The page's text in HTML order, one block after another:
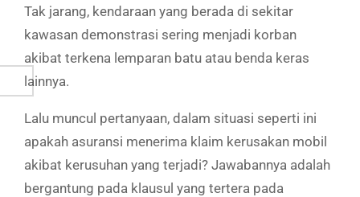
Tak jarang, kendaraan yang berada di sekitar
kawasan demonstrasi sering menjadi korban
akibat terkena lemparan batu atau benda keras
lainnya.
Lalu muncul pertanyaan, dalam situasi seperti ini
apakah asuransi menerima klaim kerusakan mobil
akibat kerusuhan yang terjadi? Jawabannya adalah
bergantung pada klausul yang tertera pada